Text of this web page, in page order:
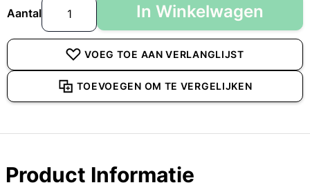
Aantal In Winkelwagen
VOEG TOE AAN VERLANGLIJST
TOEVOEGEN OM TE VERGELIJKEN
Product Informatie